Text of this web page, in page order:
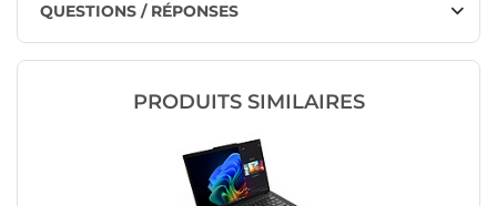
QUESTIONS / RÉPONSES
PRODUITS SIMILAIRES